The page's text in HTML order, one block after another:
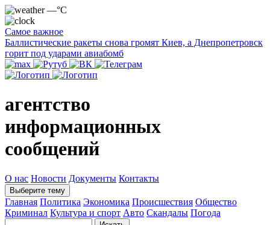
—°C
Самое важное
Баллистические ракеты снова громят Киев, а Днепропетровск
горит под ударами авиабомб
агентство
информационных
сообщений
О нас Новости Документы Контакты
Выберите тему
Главная Политика Экономика Происшествия Общество
Криминал Культура и спорт Авто Скандалы Погода